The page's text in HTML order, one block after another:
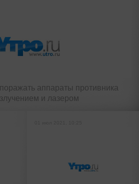
аппараты противника
и лазером